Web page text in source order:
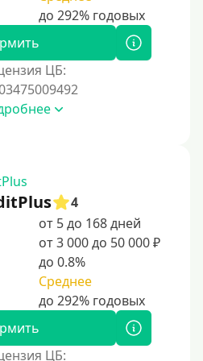
ЦБ:
4
от 5 до 168 дней
от 3 000 до 50 000 ₽
до 0.8%
Среднее
ЦБ: